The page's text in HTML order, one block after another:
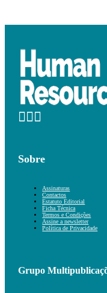
Sobre
Assinaturas
Contactos
Estatuto Editorial
Ficha Técnica
Termos e Condições
Assine a newsletter
Política de Privacidade
Grupo